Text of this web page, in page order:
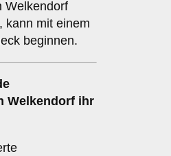
Welkendorf
kann mit einem
beginnen.
Welkendorf ihr